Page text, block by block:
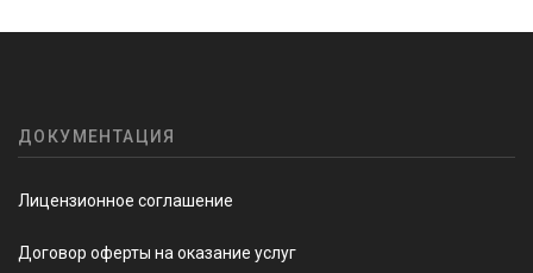
ДОКУМЕНТАЦИЯ
Лицензионное соглашение
Договор оферты на оказание услуг